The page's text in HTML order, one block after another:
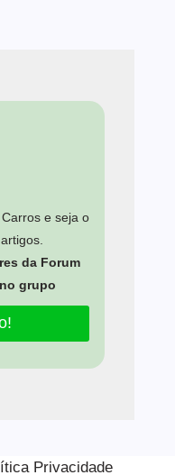
e seja o
da Forum
grupo
Privacidade